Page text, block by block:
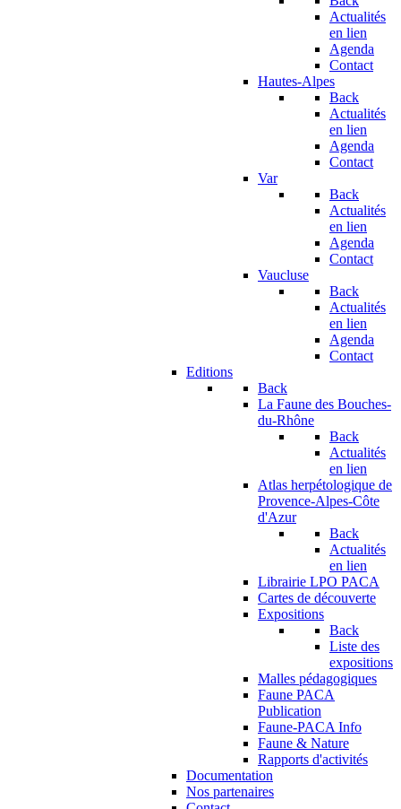
Actualités
en lien
Agenda
Contact
Hautes-Alpes
Back
Actualités
en lien
Agenda
Contact
Var
Back
Actualités
en lien
Agenda
Contact
Vaucluse
Back
Actualités
en lien
Agenda
Contact
Editions
Back
La Faune des Bouches-
du-Rhône
Back
Actualités
en lien
Atlas herpétologique de
Provence-Alpes-Côte
d'Azur
Back
Actualités
en lien
Librairie LPO PACA
Cartes de découverte
Expositions
Back
Liste des
expositions
Malles pédagogiques
Faune PACA
Publication
Faune-PACA Info
Faune & Nature
Rapports d'activités
Documentation
Nos partenaires